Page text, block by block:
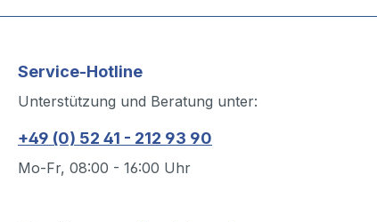
Service-Hotline
Unterstützung und Beratung unter:
+49 (0) 52 41 - 212 93 90
Mo-Fr, 08:00 - 16:00 Uhr